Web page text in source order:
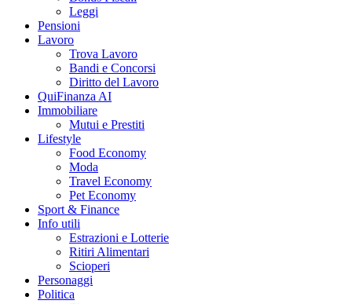
Leggi
Pensioni
Lavoro
Trova Lavoro
Bandi e Concorsi
Diritto del Lavoro
QuiFinanza AI
Immobiliare
Mutui e Prestiti
Lifestyle
Food Economy
Moda
Travel Economy
Pet Economy
Sport & Finance
Info utili
Estrazioni e Lotterie
Ritiri Alimentari
Scioperi
Personaggi
Politica